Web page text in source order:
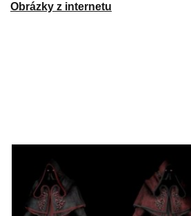
Obrázky z internetu